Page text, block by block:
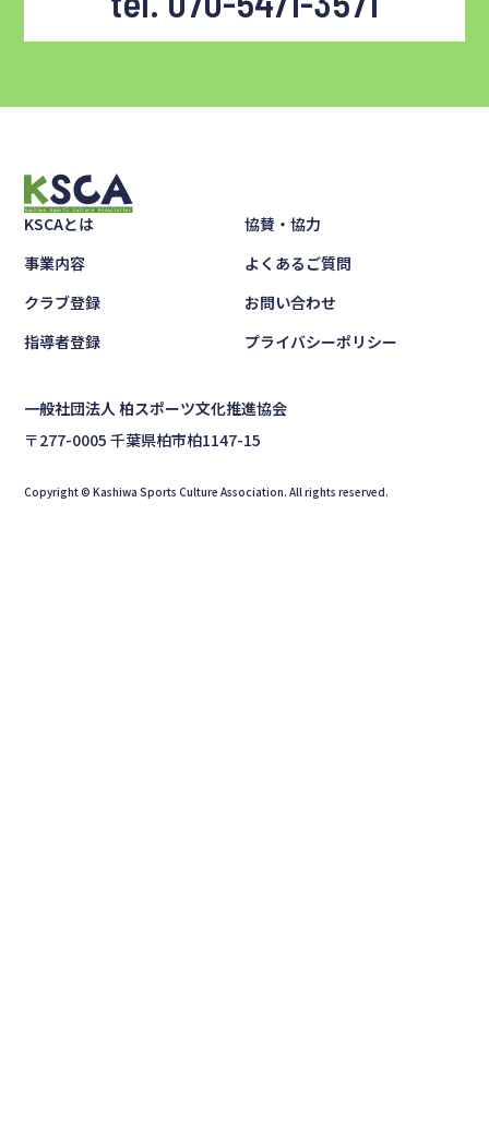
KSCAとは
事業内容
クラブ登録
指導者登録
協賛・協力
よくあるご質問
お問い合わせ
プライバシーポリシー
一般社団法人 柏スポーツ文化推進協会
〒277-0005 千葉県柏市柏1147-15
Copyright © Kashiwa Sports Culture Association. All rights reserved.